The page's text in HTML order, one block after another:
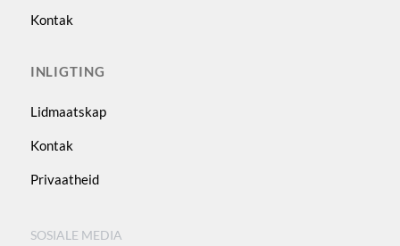
Kontak
INLIGTING
Lidmaatskap
Kontak
Privaatheid
SOSIALE MEDIA